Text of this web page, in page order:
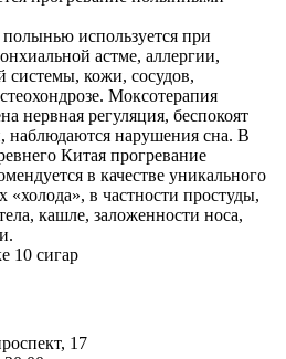
используется при
астме, аллергии,
системы, кожи, сосудов,
Моксотерапия
нервная регуляция, беспокоят
наблюдаются нарушения сна. В
Китая прогревание
в качестве уникального
«холода», в частности простуды,
кашле, заложенности носа,
10 сигар
17